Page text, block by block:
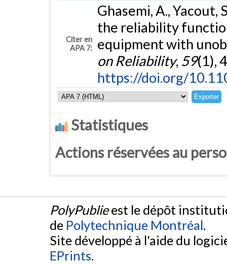
Citer en
APA 7:
Ghasemi, A., Yacout,
the reliability
equipment with
on Reliability, 59(1),
https://doi.org/
Statistiques
Actions réservées au
PolyPublieest le dépôt
de Polytechnique Montréal.
Site développé à l'aide du
EPrints.